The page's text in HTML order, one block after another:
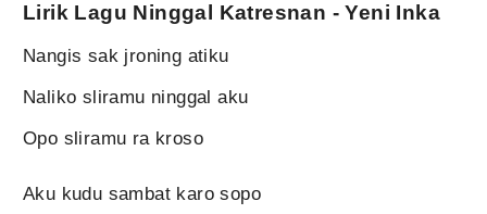
Lirik Lagu Ninggal Katresnan - Yeni Inka
Nangis sak jroning atiku
Naliko sliramu ninggal aku
Opo sliramu ra kroso
Aku kudu sambat karo sopo